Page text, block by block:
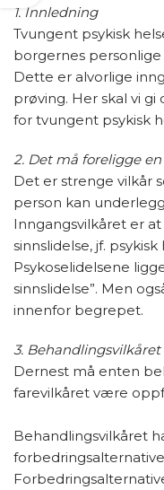
1. Innledning
Tvungent psykisk
borgernes
Dette er alvorlige
prøving. Her skal vi
for tvungent psykisk
2. Det må foreligge
Det er strenge vilkår
person kan
Inngangsvilkåret er
sinnslidelse, jf.
Psykoselidelsene
sinnslidelse”. Men
innenfor begrepet.
3. Behandlingsvilkåret
Dernest må enten
farevilkåret være
Behandlingsvilkåret